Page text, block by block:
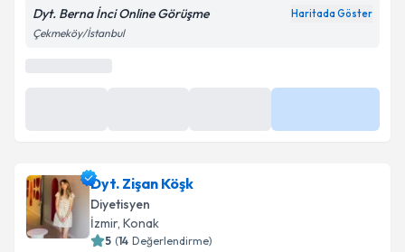
Online Görüşme
Bu uzman online danışmanlık hizmeti sunmaktadır.
Dyt. Zişan Köşk
Diyetisyen
İzmir, Konak
5 (14 Değerlendirme)